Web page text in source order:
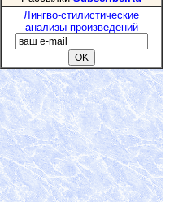
Лингво-стилистические
анализы произведений